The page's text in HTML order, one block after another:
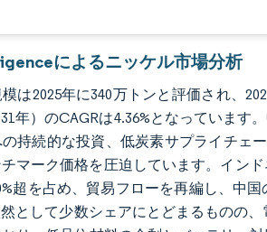
によるニッケル市場分析
は2025年に340万トンと評価され、
年）のCAGRは4.36%となっていま
持続的な投資、低炭素サプライチェ
マーク価格を圧迫しています。イン
超を占め、貿易フローを再編し、中
として少数シェアにとどまるものの